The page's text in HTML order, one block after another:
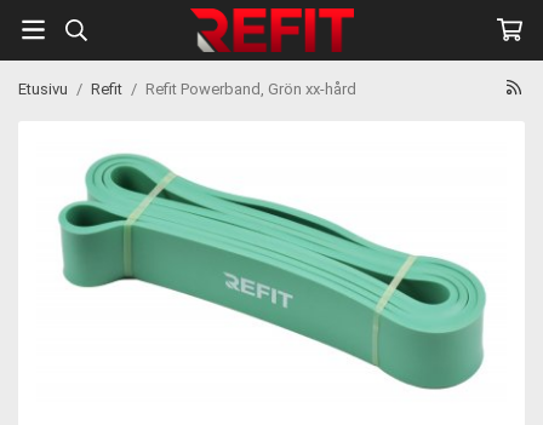
Etusivu / Refit / Refit Powerband, Grön xx-hård